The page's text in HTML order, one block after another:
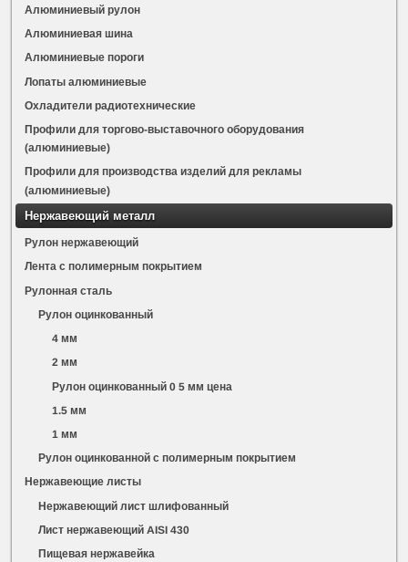
Алюминиевый рулон
Алюминиевая шина
Алюминиевые пороги
Лопаты алюминиевые
Охладители радиотехнические
Профили для торгово-выставочного оборудования
(алюминиевые)
Профили для производства изделий для рекламы
(алюминиевые)
Нержавеющий металл
Рулон нержавеющий
Лента с полимерным покрытием
Рулонная сталь
Рулон оцинкованный
4 мм
2 мм
Рулон оцинкованный 0 5 мм цена
1.5 мм
1 мм
Рулон оцинкованной с полимерным покрытием
Нержавеющие листы
Нержавеющий лист шлифованный
Лист нержавеющий AISI 430
Пищевая нержавейка